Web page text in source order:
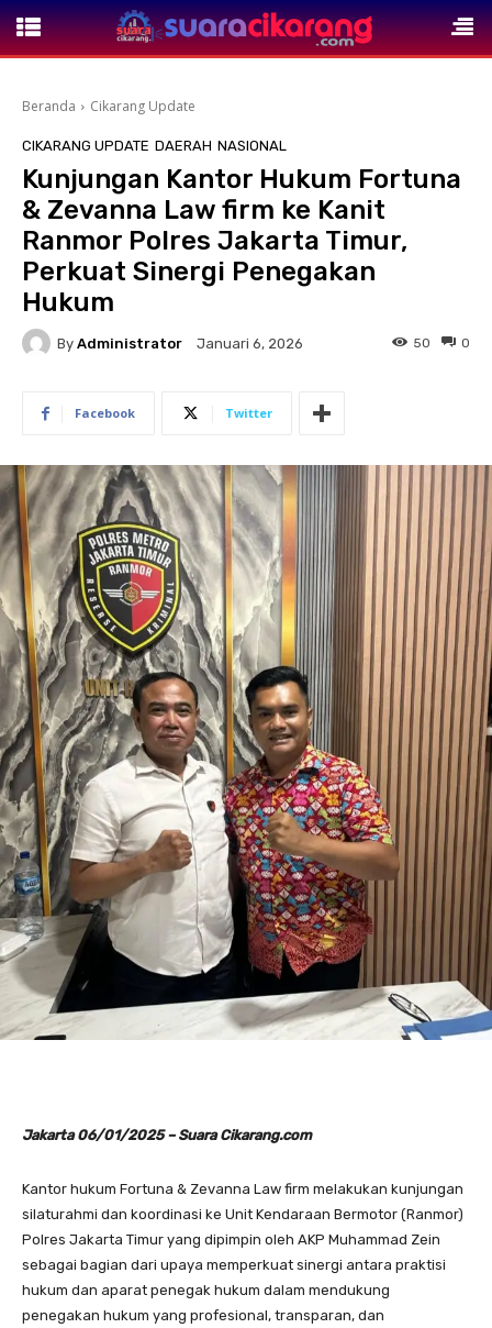
Beranda Cikarang Update
CIKARANG UPDATE DAERAH NASIONAL
Kunjungan Kantor Hukum Fortuna
& Zevanna Law firm ke Kanit
Ranmor Polres Jakarta Timur,
Perkuat Sinergi Penegakan
Hukum
By Administrator Januari 6, 2026 0
50
Facebook Twitter
Jakarta 06/01/2025 – Suara Cikarang.com
Kantor hukum Fortuna & Zevanna Law firm melakukan kunjungan
silaturahmi dan koordinasi ke Unit Kendaraan Bermotor (Ranmor)
Polres Jakarta Timur yang dipimpin oleh AKP Muhammad Zein
sebagai bagian dari upaya memperkuat sinergi antara praktisi
hukum dan aparat penegak hukum dalam mendukung
penegakan hukum yang profesional, transparan, dan